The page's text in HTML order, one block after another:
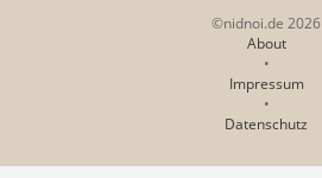
©nidnoi.de 2026
About
•
Impressum
•
Datenschutz